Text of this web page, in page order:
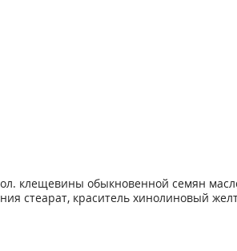
клещевины обыкновенной семян
стеарат, краситель хинолиновый